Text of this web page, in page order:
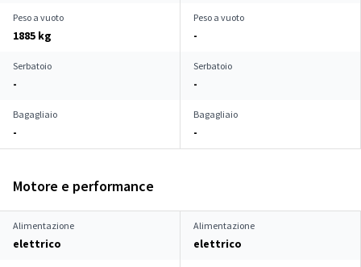
Peso a vuoto
1885 kg
Peso a vuoto
-
Serbatoio
-
Serbatoio
-
Bagagliaio
-
Bagagliaio
-
Motore e performance
Alimentazione
elettrico
Alimentazione
elettrico